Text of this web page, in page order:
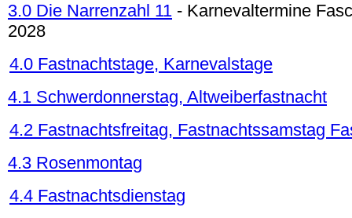
3.0 Die Narrenzahl 11 - Karnevaltermine
2028
4.0 Fastnachtstage, Karnevalstage
4.1 Schwerdonnerstag, Altweiberfastnacht
4.2 Fastnachtsfreitag, Fastnachtssamstag
4.3 Rosenmontag
4.4 Fastnachtsdienstag